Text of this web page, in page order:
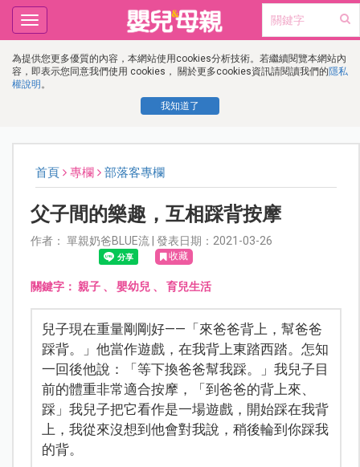
為提供您更多優質的內容，本網站使用cookies分析技術。若繼續閱覽本網站內
容，即表示您同意我們使用 cookies， 關於更多cookies資訊請閱讀我們的隱私
權說明 。
我知道了
Toggle
navigation
首頁 專欄 部落客專欄
父子間的樂趣，互相踩背按摩
作者： 單親奶爸BLUE流 | 發表日期：2021-03-26
收藏
關鍵字： 親子、 嬰幼兒、 育兒生活
兒子現在重量剛剛好——「來爸爸背上，幫爸爸
踩背。」他當作遊戲，在我背上東踏西踏。怎知
一回後他說：「等下換爸爸幫我踩。」我兒子目
前的體重非常適合按摩，「到爸爸的背上來、
踩」我兒子把它看作是一場遊戲，開始踩在我背
上，我從來沒想到他會對我說，稍後輪到你踩我
的背。